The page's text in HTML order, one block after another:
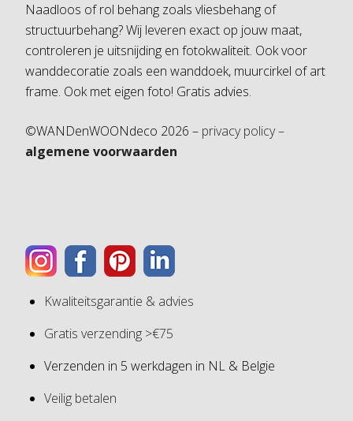
Naadloos of rol behang zoals vliesbehang of
structuurbehang? Wij leveren exact op jouw maat,
controleren je uitsnijding en fotokwaliteit. Ook voor
wanddecoratie zoals een wanddoek, muurcirkel of art
frame. Ook met eigen foto! Gratis advies.
©WANDenWOONdeco 2026 – privacy policy –
algemene voorwaarden
Kwaliteitsgarantie & advies
Gratis verzending >€75
Verzenden in 5 werkdagen in NL & Belgie
Veilig betalen